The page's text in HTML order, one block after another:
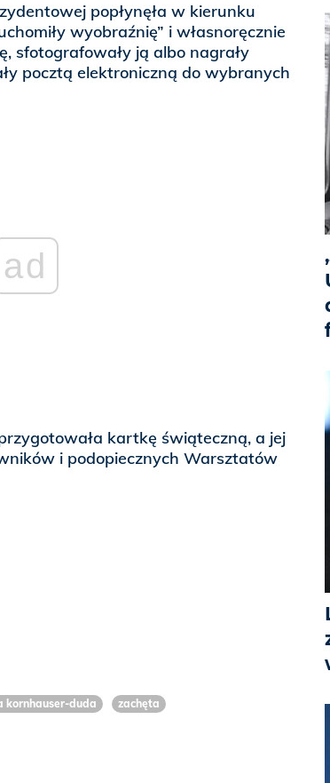
popłynęła w kierunku
wyobraźnię” i własnoręcznie
sfotografowały ją albo nagrały
pocztą elektroniczną do wybranych
ad
kartkę świąteczną, a jej
i podopiecznych Warsztatów
kornhauser-duda
zachęta